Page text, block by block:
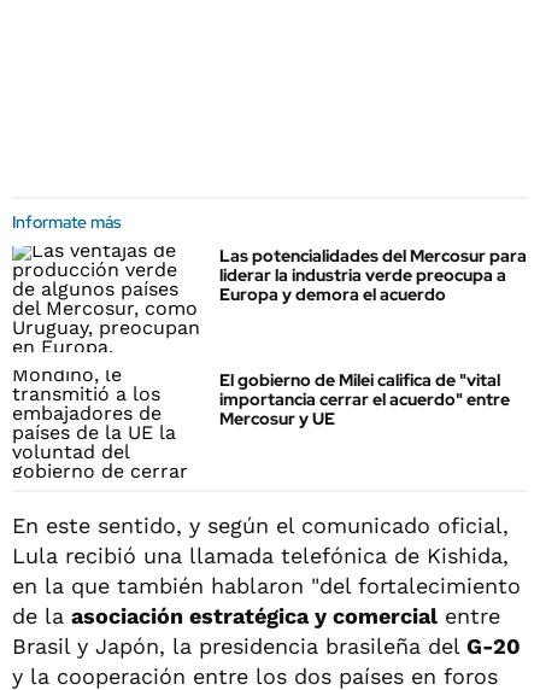
Informate más
Las potencialidades del Mercosur para
liderar la industria verde preocupa a
Europa y demora el acuerdo
El gobierno de Milei califica de "vital
importancia cerrar el acuerdo" entre
Mercosur y UE
En este sentido, y según el comunicado oficial,
Lula recibió una llamada telefónica de Kishida,
en la que también hablaron "del fortalecimiento
de la asociación estratégica y comercial entre
Brasil y Japón, la presidencia brasileña del G-20
y la cooperación entre los dos países en foros